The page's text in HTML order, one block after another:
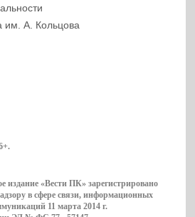
им. А. Кольцова
.
«Вести ПК» зарегистрировано
в сфере связи, информационных
11 марта 2014 г.